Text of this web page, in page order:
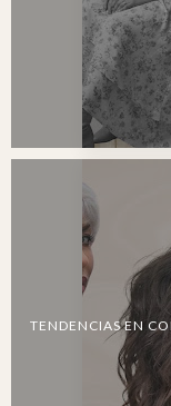
TENDENCIAS EN